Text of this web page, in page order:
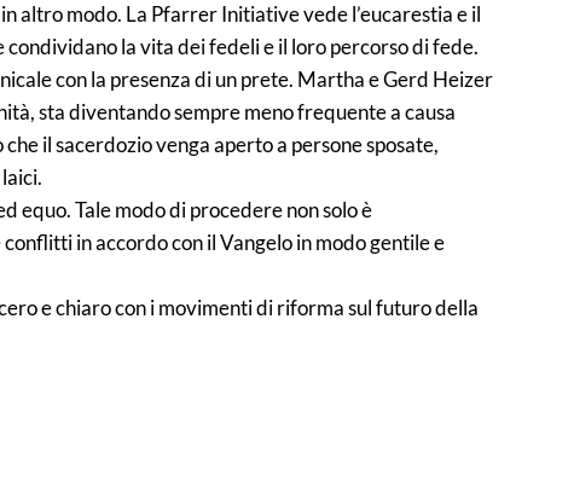
altro modo. La Pfarrer Initiative vede l’eucarestia e il
la vita dei fedeli e il loro percorso di fede.
con la presenza di un prete. Martha e Gerd Heizer
sta diventando sempre meno frequente a causa
il sacerdozio venga aperto a persone sposate,
equo. Tale modo di procedere non solo è
in accordo con il Vangelo in modo gentile e
e chiaro con i movimenti di riforma sul futuro della